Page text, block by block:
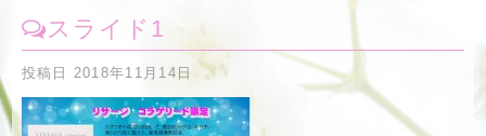
スライド1
投稿日 2018年11月14日